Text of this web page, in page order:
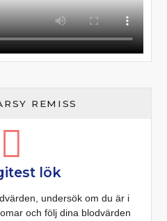
REMISS
lök
undersök om du är i
och följ dina blodvärden